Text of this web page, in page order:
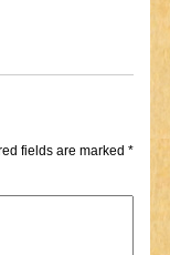
fields are marked *